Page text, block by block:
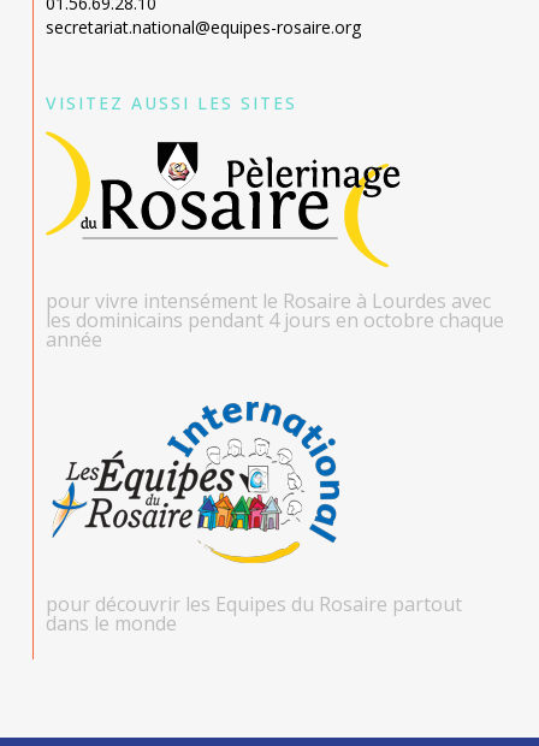
secretariat.national@equipes-rosaire.org
VISITEZ AUSSI LES SITES
pour vivre intensément le Rosaire à Lourdes avec
les dominicains pendant 4 jours en octobre chaque
année
pour découvrir les Equipes du Rosaire partout
dans le monde